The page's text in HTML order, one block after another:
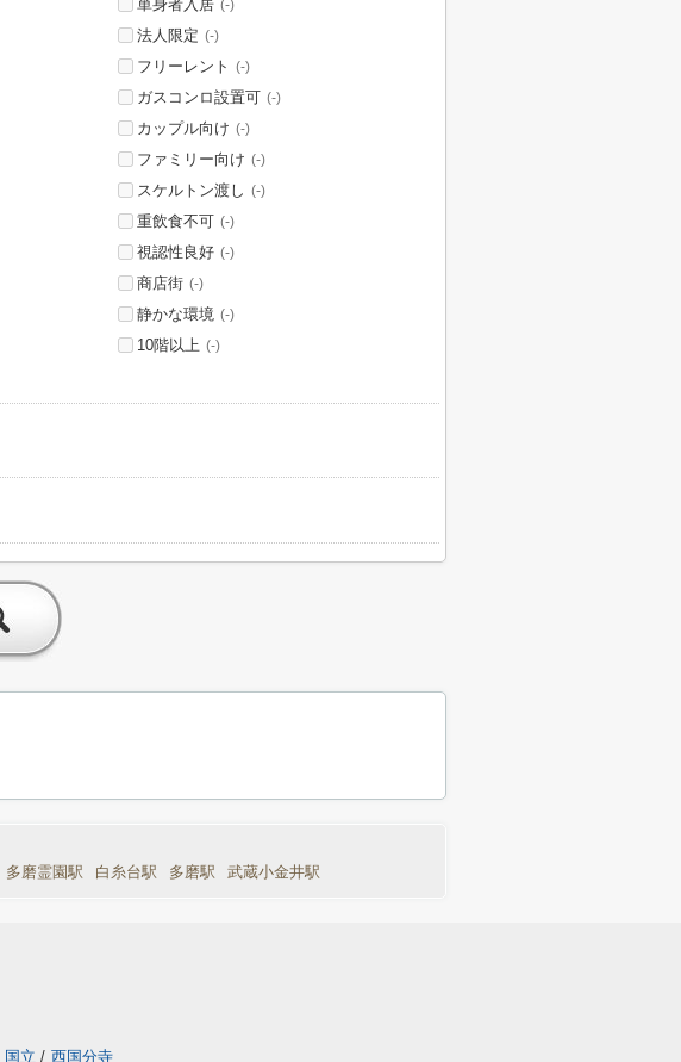
単身者入居 (-)
法人限定 (-)
フリーレント (-)
ガスコンロ設置可 (-)
カップル向け (-)
ファミリー向け (-)
スケルトン渡し (-)
重飲食不可 (-)
視認性良好 (-)
商店街 (-)
静かな環境 (-)
10階以上 (-)
多磨霊園駅 白糸台駅 多磨駅 武蔵小金井駅
国立 / 西国分寺